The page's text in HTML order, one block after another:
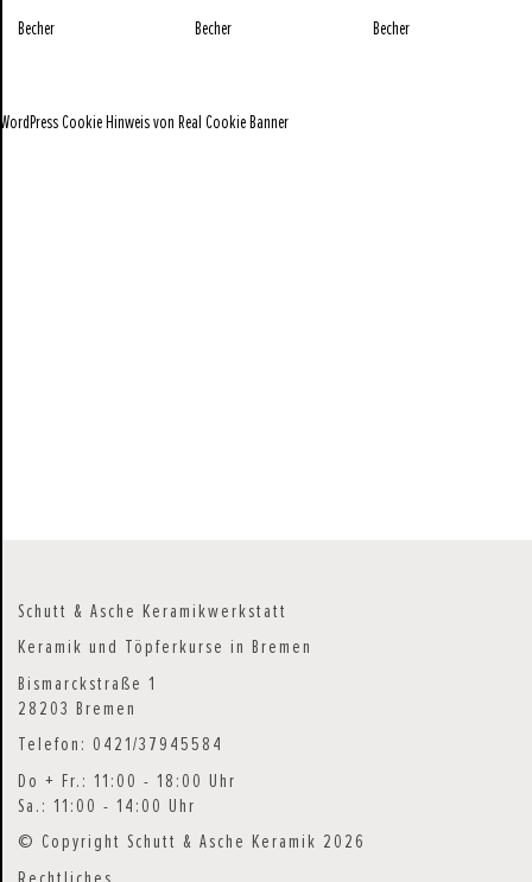
Becher Becher Becher
Schutt & Asche Keramikwerkstatt
Keramik und Töpferkurse in Bremen
Bismarckstraße 1
28203 Bremen
Telefon: 0421/37945584
Do + Fr.: 11:00 - 18:00 Uhr
Sa.: 11:00 - 14:00 Uhr
© Copyright Schutt & Asche Keramik 2026
WordPress Cookie Hinweis von Real Cookie Banner